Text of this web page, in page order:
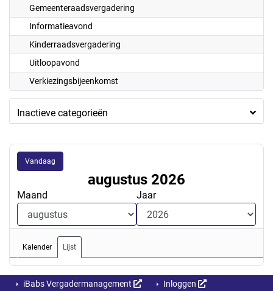
Gemeenteraadsvergadering
Informatieavond
Kinderraadsvergadering
Uitloopavond
Verkiezingsbijeenkomst
Inactieve categorieën
Vandaag
augustus 2026
Maand Jaar
Kalender Lijst
iBabs Vergadermanagement Inloggen